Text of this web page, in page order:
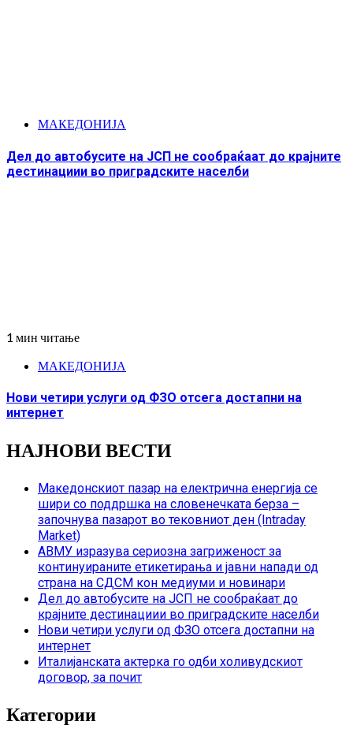
МАКЕДОНИЈА
Дел до автобусите на ЈСП не сообраќаат до крајните
дестинациии во приградските населби
1 мин читање
МАКЕДОНИЈА
Нови четири услуги од ФЗО отсега достапни на
интернет
НАЈНОВИ ВЕСТИ
Македонскиот пазар на електрична енергија се
шири со поддршка на словенечката берза –
започнува пазарот во тековниот ден (Intraday
Market)
АВМУ изразува сериозна загриженост за
континуираните етикетирања и јавни напади од
страна на СДСМ кон медиуми и новинари
Дел до автобусите на ЈСП не сообраќаат до
крајните дестинациии во приградските населби
Нови четири услуги од ФЗО отсега достапни на
интернет
Италијанската актерка го одби холивудскиот
договор, за почит
Категории